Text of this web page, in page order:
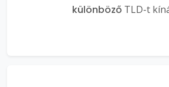
különböző TLD-t